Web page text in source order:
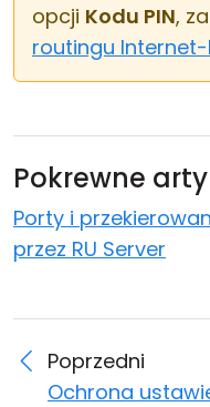
opcji Kodu PIN,
routingu Internet-
Pokrewne
Porty i
przez RU Server
Poprzedni
Ochrona